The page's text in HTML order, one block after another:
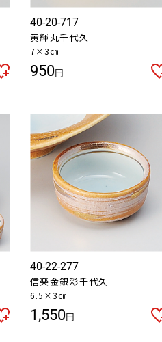
40-20-717
黄輝丸千代久
7×3㎝
950円
40-22-277
信楽金銀彩千代久
6.5×3㎝
1,550円